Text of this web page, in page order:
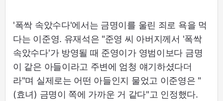
'폭싹 속았수다'에서는 금명이를 울린 죄로 욕을 먹
다는 이준영. 유재석은 "준영 씨 아버지께서 '폭싹
속았수다'가 방영될 때 준영이가 영범이보다 금명
이 같은 아들이라고 주변에 엄청 얘기하셨다더
라"며 실제로는 어떤 아들인지 물었고 이준영은 "
(효녀) 금명이 쪽에 가까운 거 같다"고 인정했다.